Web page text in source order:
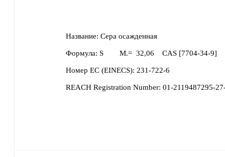
Название: Сера осажденная
Формула: S M.= 32,06 CAS [7704-34-9]
Номер ЕС (EINECS): 231-722-6
REACH Registration Number: 01-2119487295-